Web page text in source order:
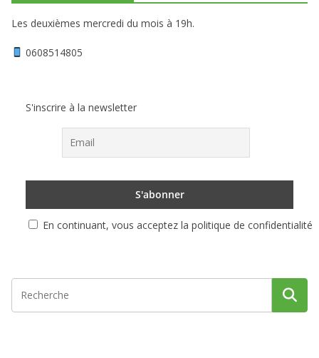
Les deuxièmes mercredi du mois à 19h.
0608514805
S'inscrire à la newsletter
En continuant, vous acceptez la politique de confidentialité